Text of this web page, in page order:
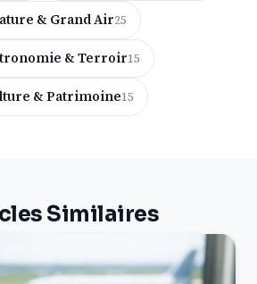
& Grand Air25
& Terroir15
& Patrimoine15
Similaires